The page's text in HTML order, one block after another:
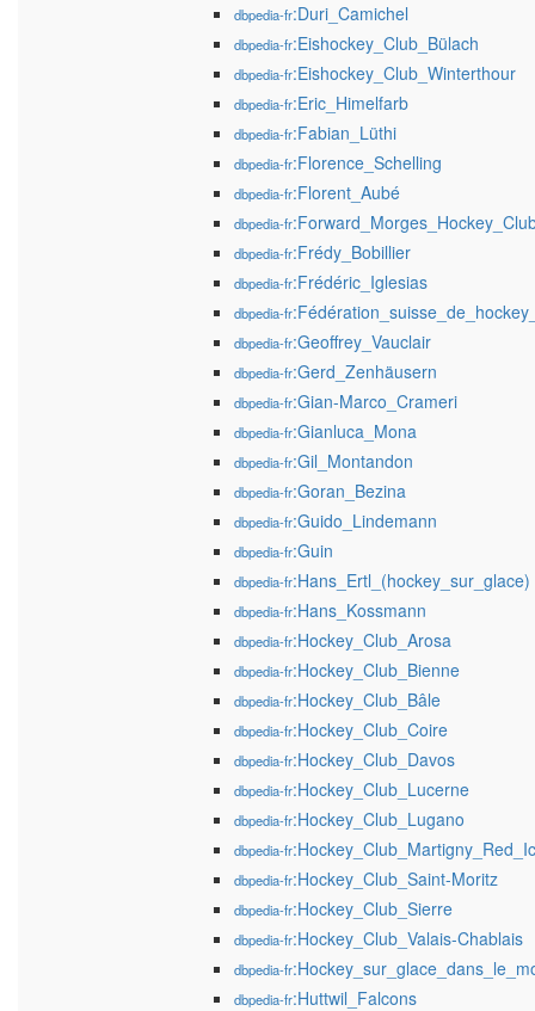
dbpedia-fr:Duri_Camichel
dbpedia-fr:Eishockey_Club_Bülach
dbpedia-fr:Eishockey_Club_Winterthour
dbpedia-fr:Eric_Himelfarb
dbpedia-fr:Fabian_Lüthi
dbpedia-fr:Florence_Schelling
dbpedia-fr:Florent_Aubé
dbpedia-fr
dbpedia-fr:Frédy_Bobillier
dbpedia-fr:Frédéric_Iglesias
dbpedia-fr
dbpedia-fr:Geoffrey_Vauclair
dbpedia-fr:Gerd_Zenhäusern
dbpedia-fr:Gian-Marco_Crameri
dbpedia-fr:Gianluca_Mona
dbpedia-fr:Gil_Montandon
dbpedia-fr:Goran_Bezina
dbpedia-fr:Guido_Lindemann
dbpedia-fr:Guin
dbpedia-fr:Hans_Ertl_(hockey_sur_glace)
dbpedia-fr:Hans_Kossmann
dbpedia-fr:Hockey_Club_Arosa
dbpedia-fr:Hockey_Club_Bienne
dbpedia-fr:Hockey_Club_Bâle
dbpedia-fr:Hockey_Club_Coire
dbpedia-fr:Hockey_Club_Davos
dbpedia-fr:Hockey_Club_Lucerne
dbpedia-fr:Hockey_Club_Lugano
dbpedia-fr
dbpedia-fr:Hockey_Club_Saint-Moritz
dbpedia-fr:Hockey_Club_Sierre
dbpedia-fr:Hockey_Club_Valais-Chablais
dbpedia-fr
dbpedia-fr:Huttwil_Falcons